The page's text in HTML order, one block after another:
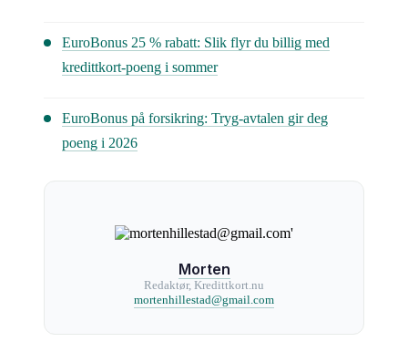
EuroBonus 25 % rabatt: Slik flyr du billig med
kredittkort-poeng i sommer
EuroBonus på forsikring: Tryg-avtalen gir deg
poeng i 2026
Morten
Redaktør, Kredittkort.nu
mortenhillestad@gmail.com